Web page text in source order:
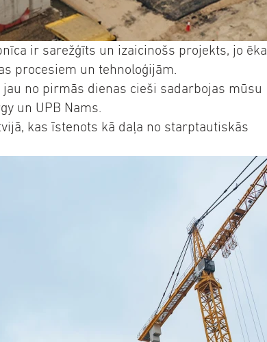
ir sarežģīts un izaicinošs projekts, jo ēka
procesiem un tehnoloģijām.
no pirmās dienas cieši sadarbojas mūsu
un UPB Nams.
kas īstenots kā daļa no starptautiskās